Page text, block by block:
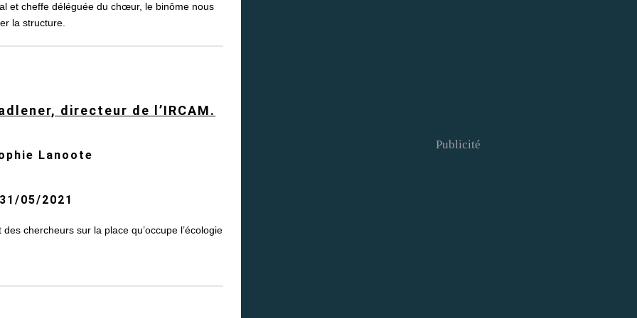
et cheffe déléguée du chœur, le binôme nous
la structure.
directeur de l’IRCAM.
Lanoote
05/2021
chercheurs sur la place qu’occupe l’écologie
Publicité